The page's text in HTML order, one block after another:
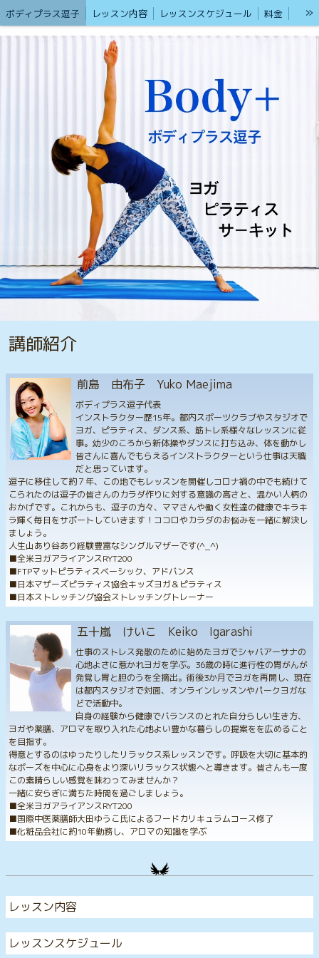
ボディプラス逗子 レッスン内容 レッスンスケジュール
料金
ご予約、お問い合わせ
講師紹介
キッズヨガ
»
講師紹介
前島 由布子 Yuko Maejima
ボディプラス逗子代表
インストラクター歴15年。都内スポーツクラブやスタジオで
ヨガ、ピラティス、ダンス系、筋トレ系様々なレッスンに従
事。幼少のころから新体操やダンスに打ち込み、体を動かし
皆さんに喜んでもらえるインストラクターという仕事は天職
だと思っています。
逗子に移住して約７年、この地でもレッスンを開催しコロナ禍の中でも続けて
こられたのは逗子の皆さんのカラダ作りに対する意識の高さと、温かい人柄の
おかげです。これからも、逗子の方々、ママさんや働く女性達の健康でキラキ
ラ輝く毎日をサポートしていきます！ココロやカラダのお悩みを一緒に解決し
ましょう。
人生山あり谷あり経験豊富なシングルマザーです(^_^)
■全米ヨガアライアンスRYT200
■FTPマットピラティスベーシック、アドバンス
■日本マザーズピラティス協会キッズヨガ＆ピラティス
■日本ストレッチング協会ストレッチングトレーナー
五十嵐 けいこ Keiko Igarashi
仕事のストレス発散のために始めたヨガでシャバアーサナの
心地よさに惹かれヨガを学ぶ。36歳の時に進行性の胃がんが
発覚し胃と胆のうを全摘出。術後3か月でヨガを再開し、現在
は都内スタジオで対面、オンラインレッスンやパークヨガな
どで活動中。
自身の経験から健康でバランスのとれた自分らしい生き方、
ヨガや薬膳、アロマを取り入れた心地よい豊かな暮らしの提案をを広めること
を目指す。
得意とするのはゆったりしたリラックス系レッスンです。呼吸を大切に基本的
なポーズを中心に心身をより深いリラックス状態へと導きます。皆さんも一度
この素晴らしい感覚を味わってみませんか？
一緒に安らぎに満ちた時間を過ごしましょう。
■全米ヨガアライアンスRYT200
■国際中医薬膳師大田ゆうこ氏によるフードカリキュラムコース修了
■化粧品会社に約10年勤務し、アロマの知識を学ぶ
レッスン内容
レッスンスケジュール